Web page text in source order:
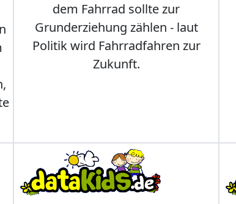
dem Fahrrad sollte zur
Grunderziehung zählen - laut
Politik wird Fahrradfahren zur
Zukunft.